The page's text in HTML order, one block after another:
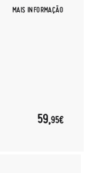
MAIS INFORMAÇÃO
59,95€